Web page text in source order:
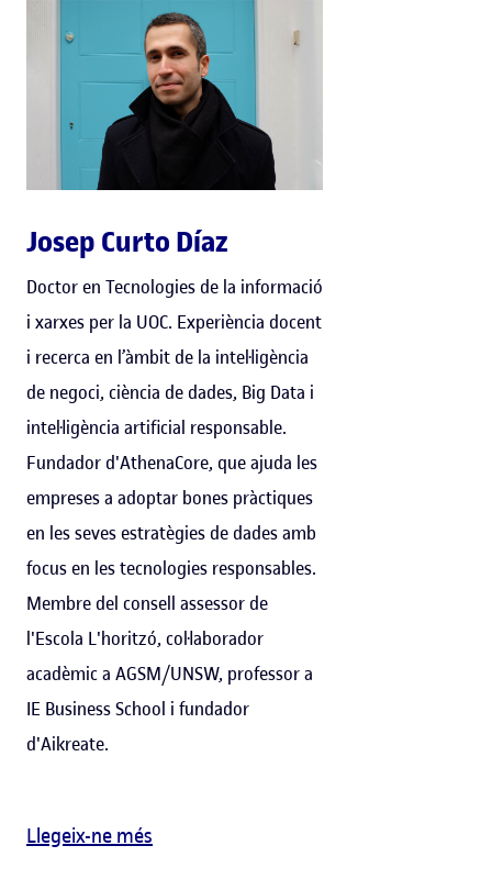
Josep Curto Díaz
Doctor en Tecnologies de la informació
i xarxes per la UOC. Experiència docent
i recerca en l’àmbit de la intel·ligència
de negoci, ciència de dades, Big Data i
intel·ligència artificial responsable.
Fundador d'AthenaCore, que ajuda les
empreses a adoptar bones pràctiques
en les seves estratègies de dades amb
focus en les tecnologies responsables.
Membre del consell assessor de
l'Escola L'horitzó, col·laborador
acadèmic a AGSM/UNSW, professor a
IE Business School i fundador
d'Aikreate.
Llegeix-ne més